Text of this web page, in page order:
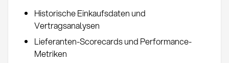
Historische Einkaufsdaten und
Vertragsanalysen
Lieferanten-Scorecards und Performance-
Metriken